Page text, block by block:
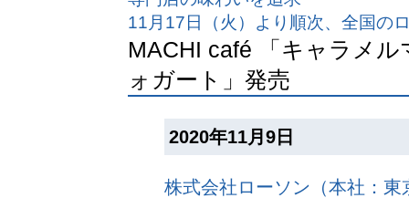
11月17日（火）より順次、全国の
MACHI café 「キャラメ
ォガート」発売
2020年11月9日
株式会社ローソン（本社：